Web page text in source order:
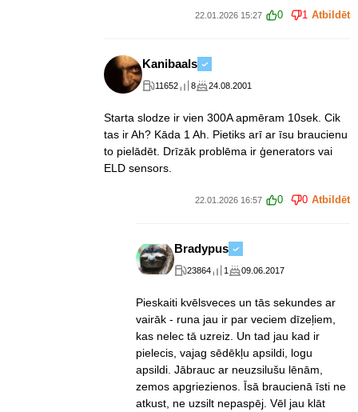
22.01.2026 15:27 0 1 Atbildēt
Kanibaals
11652 8 24.08.2001
Starta slodze ir vien 300A apmēram 10sek. Cik
tas ir Ah? Kāda 1 Ah. Pietiks arī ar īsu braucienu
to pielādēt. Drīzāk problēma ir ģenerators vai
ELD sensors.
22.01.2026 16:57 0 0 Atbildēt
Bradypus
23864 1 09.06.2017
Pieskaiti kvēlsveces un tās sekundes ar
vairāk - runa jau ir par veciem dīzeļiem,
kas nelec tā uzreiz. Un tad jau kad ir
pielecis, vajag sēdēkļu apsildi, logu
apsildi. Jābrauc ar neuzsilušu lēnām,
zemos apgriezienos. Īsā braucienā īsti ne
atkust, ne uzsilt nepaspēj. Vēl jau klāt